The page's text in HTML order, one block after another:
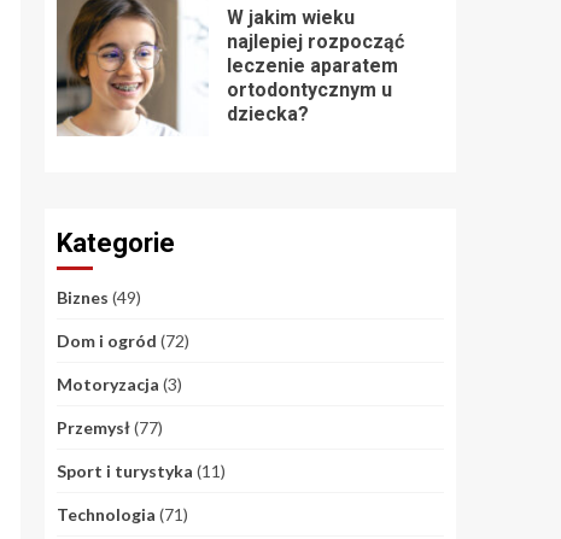
W jakim wieku
najlepiej rozpocząć
leczenie aparatem
ortodontycznym u
dziecka?
Kategorie
Biznes (49)
Dom i ogród (72)
Motoryzacja (3)
Przemysł(77)
Sport i turystyka (11)
Technologia (71)